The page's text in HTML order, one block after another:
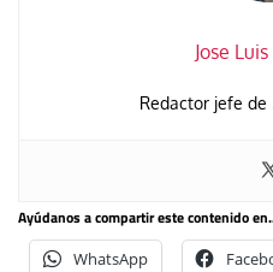
Jose
Redactor jefe de
Ayúdanos a compartir este contenido
WhatsApp